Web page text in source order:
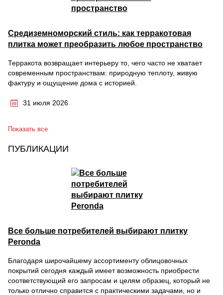
Средиземноморский стиль: как терракотовая
плитка может преобразить любое пространство
Терракота возвращает интерьеру то, чего часто не хватает
современным пространствам: природную теплоту, живую
фактуру и ощущение дома с историей.
31 июля 2026
Показать все
ПУБЛИКАЦИИ
Все больше потребителей выбирают плитку
Peronda
Благодаря широчайшему ассортименту облицовочных
покрытий сегодня каждый имеет возможность приобрести
соответствующий его запросам и целям образец, который не
только отлично справится с практическими задачами, но и